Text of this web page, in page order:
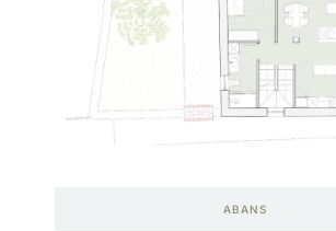
ABANS